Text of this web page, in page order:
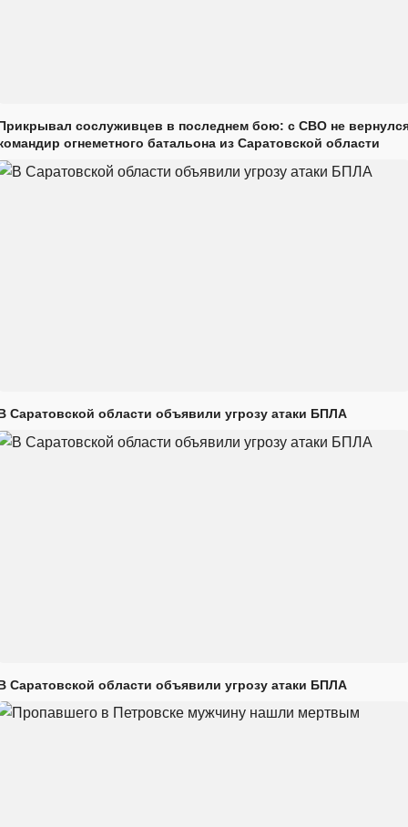
сослуживцев в последнем бою: с СВО не
огнеметного батальона из Саратовской области
Саратовской области объявили угрозу атаки БПЛА
Саратовской области объявили угрозу атаки БПЛА